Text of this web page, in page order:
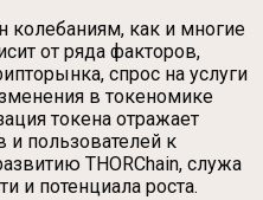
колебаниям, как и многие
от ряда факторов,
спрос на услуги
в токеномике
токена отражает
и пользователей к
THORChain, служа
и потенциала роста.